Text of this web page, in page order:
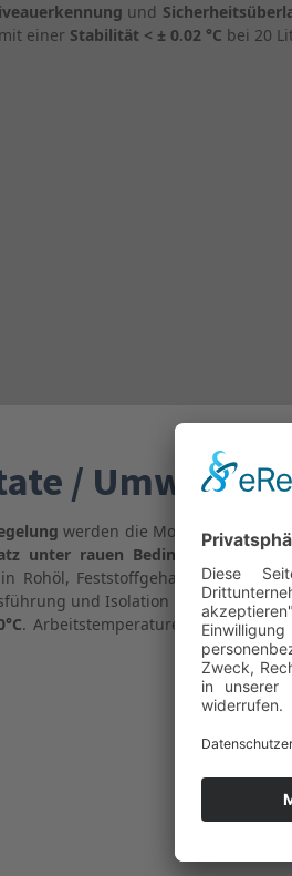
und
mit einer Stabilität < ± 0.02 °C bei 20
/
werden die ModelleTC16,
unter rauen Bedingungen.
Rohöl,
und Isolation der
. Arbeitstemperaturen unter